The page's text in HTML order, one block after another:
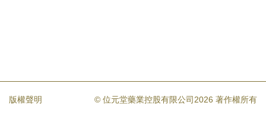
© 位元堂藥業控股有限公司2026 著作權所有
版權聲明